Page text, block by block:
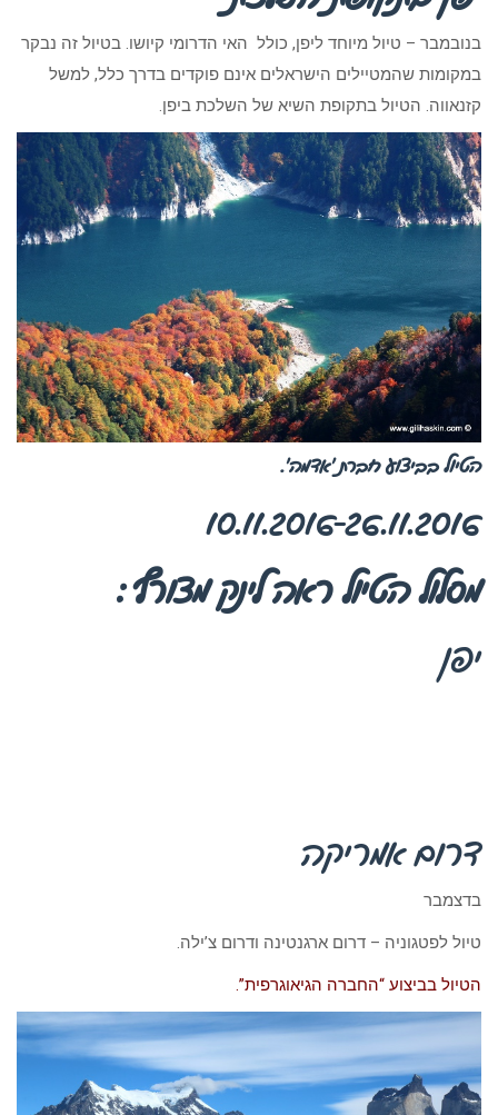
בנובמבר – טיול מיוחד ליפן, כולל האי הדרומי קיושו. בטיול זה נבקר
במקומות שהמטיילים הישראלים אינם פוקדים בדרך כלל, למשל
קזנאווה. הטיול בתקופת השיא של השלכת ביפן.
הטיול בביצוע חברת ‘אדמה’.
10.11.2016-26.11.2016
מסלול הטיול ראה לינק מצורף :
יפן
דרום אמריקה
בדצמבר
טיול לפטגוניה – דרום ארגנטינה ודרום צ’ילה.
הטיול בביצוע “החברה הגיאוגרפית”.